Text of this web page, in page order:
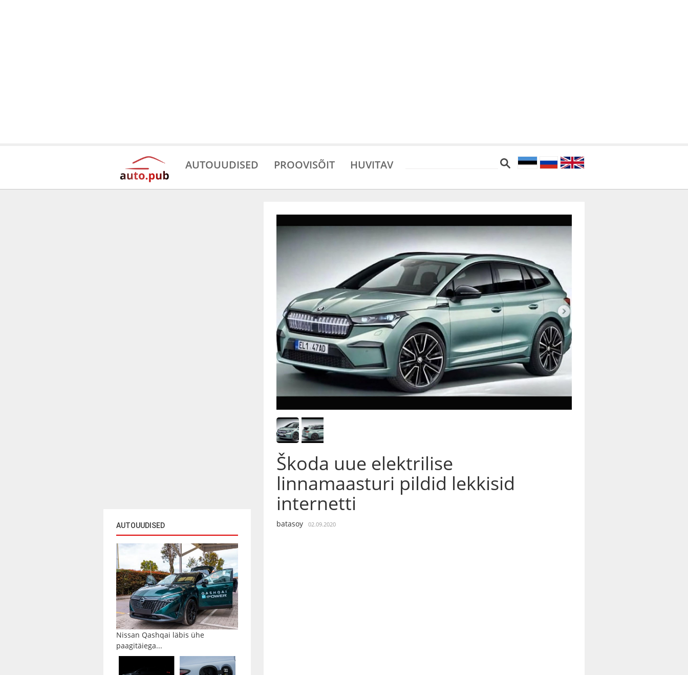
AUTOUUDISED PROOVISÕIT HUVITAV
AUTOUUDISED
Nissan Qashqai läbis ühe
paagitäiega...
Škoda uue elektrilise
linnamaasturi pildid lekkisid
internetti
batasoy 02.09.2020